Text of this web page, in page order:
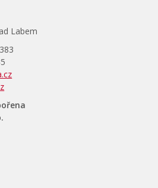
Labem